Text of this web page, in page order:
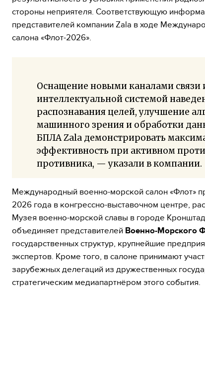
стороны неприятеля. Соответствующую
представителей компании Zala в ходе
салона «Флот-2026».
Оснащение новыми каналами связи
интеллектуальной системой
распознавания целей, улучшение
машинного зрения и обработки
БПЛА Zala демонстрировать
эффективность при активном
противника, — указали в компании.
Международный военно-морской салон «Флот»
2026 года в конгрессно-выставочном центре,
Музея военно-морской славы в городе
объединяет представителей Военно-Морского
государственных структур, крупнейшие
экспертов. Кроме того, в салоне принимают
зарубежных делегаций из дружественных
стратегическим медиапартнёром этого события.